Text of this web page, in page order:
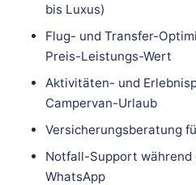
bis Luxus)
Flug- und Transfer-
Preis-Leistungs-Wert
Aktivitäten- und
Campervan-Urlaub
Versicherungsberatung
Notfall-Support während
WhatsApp